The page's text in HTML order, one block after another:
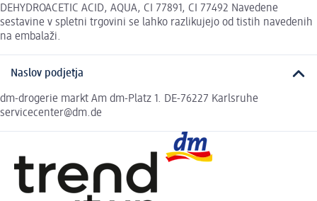
DEHYDROACETIC ACID, AQUA, CI 77891, CI 77492 Navedene
sestavine v spletni trgovini se lahko razlikujejo od tistih navedenih
na embalaži.
Naslov podjetja
dm-drogerie markt Am dm-Platz 1. DE-76227 Karlsruhe
servicecenter@dm.de